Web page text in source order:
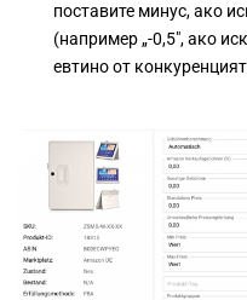
поставите минус, ако
(например „-0,5″, ако
евтино от